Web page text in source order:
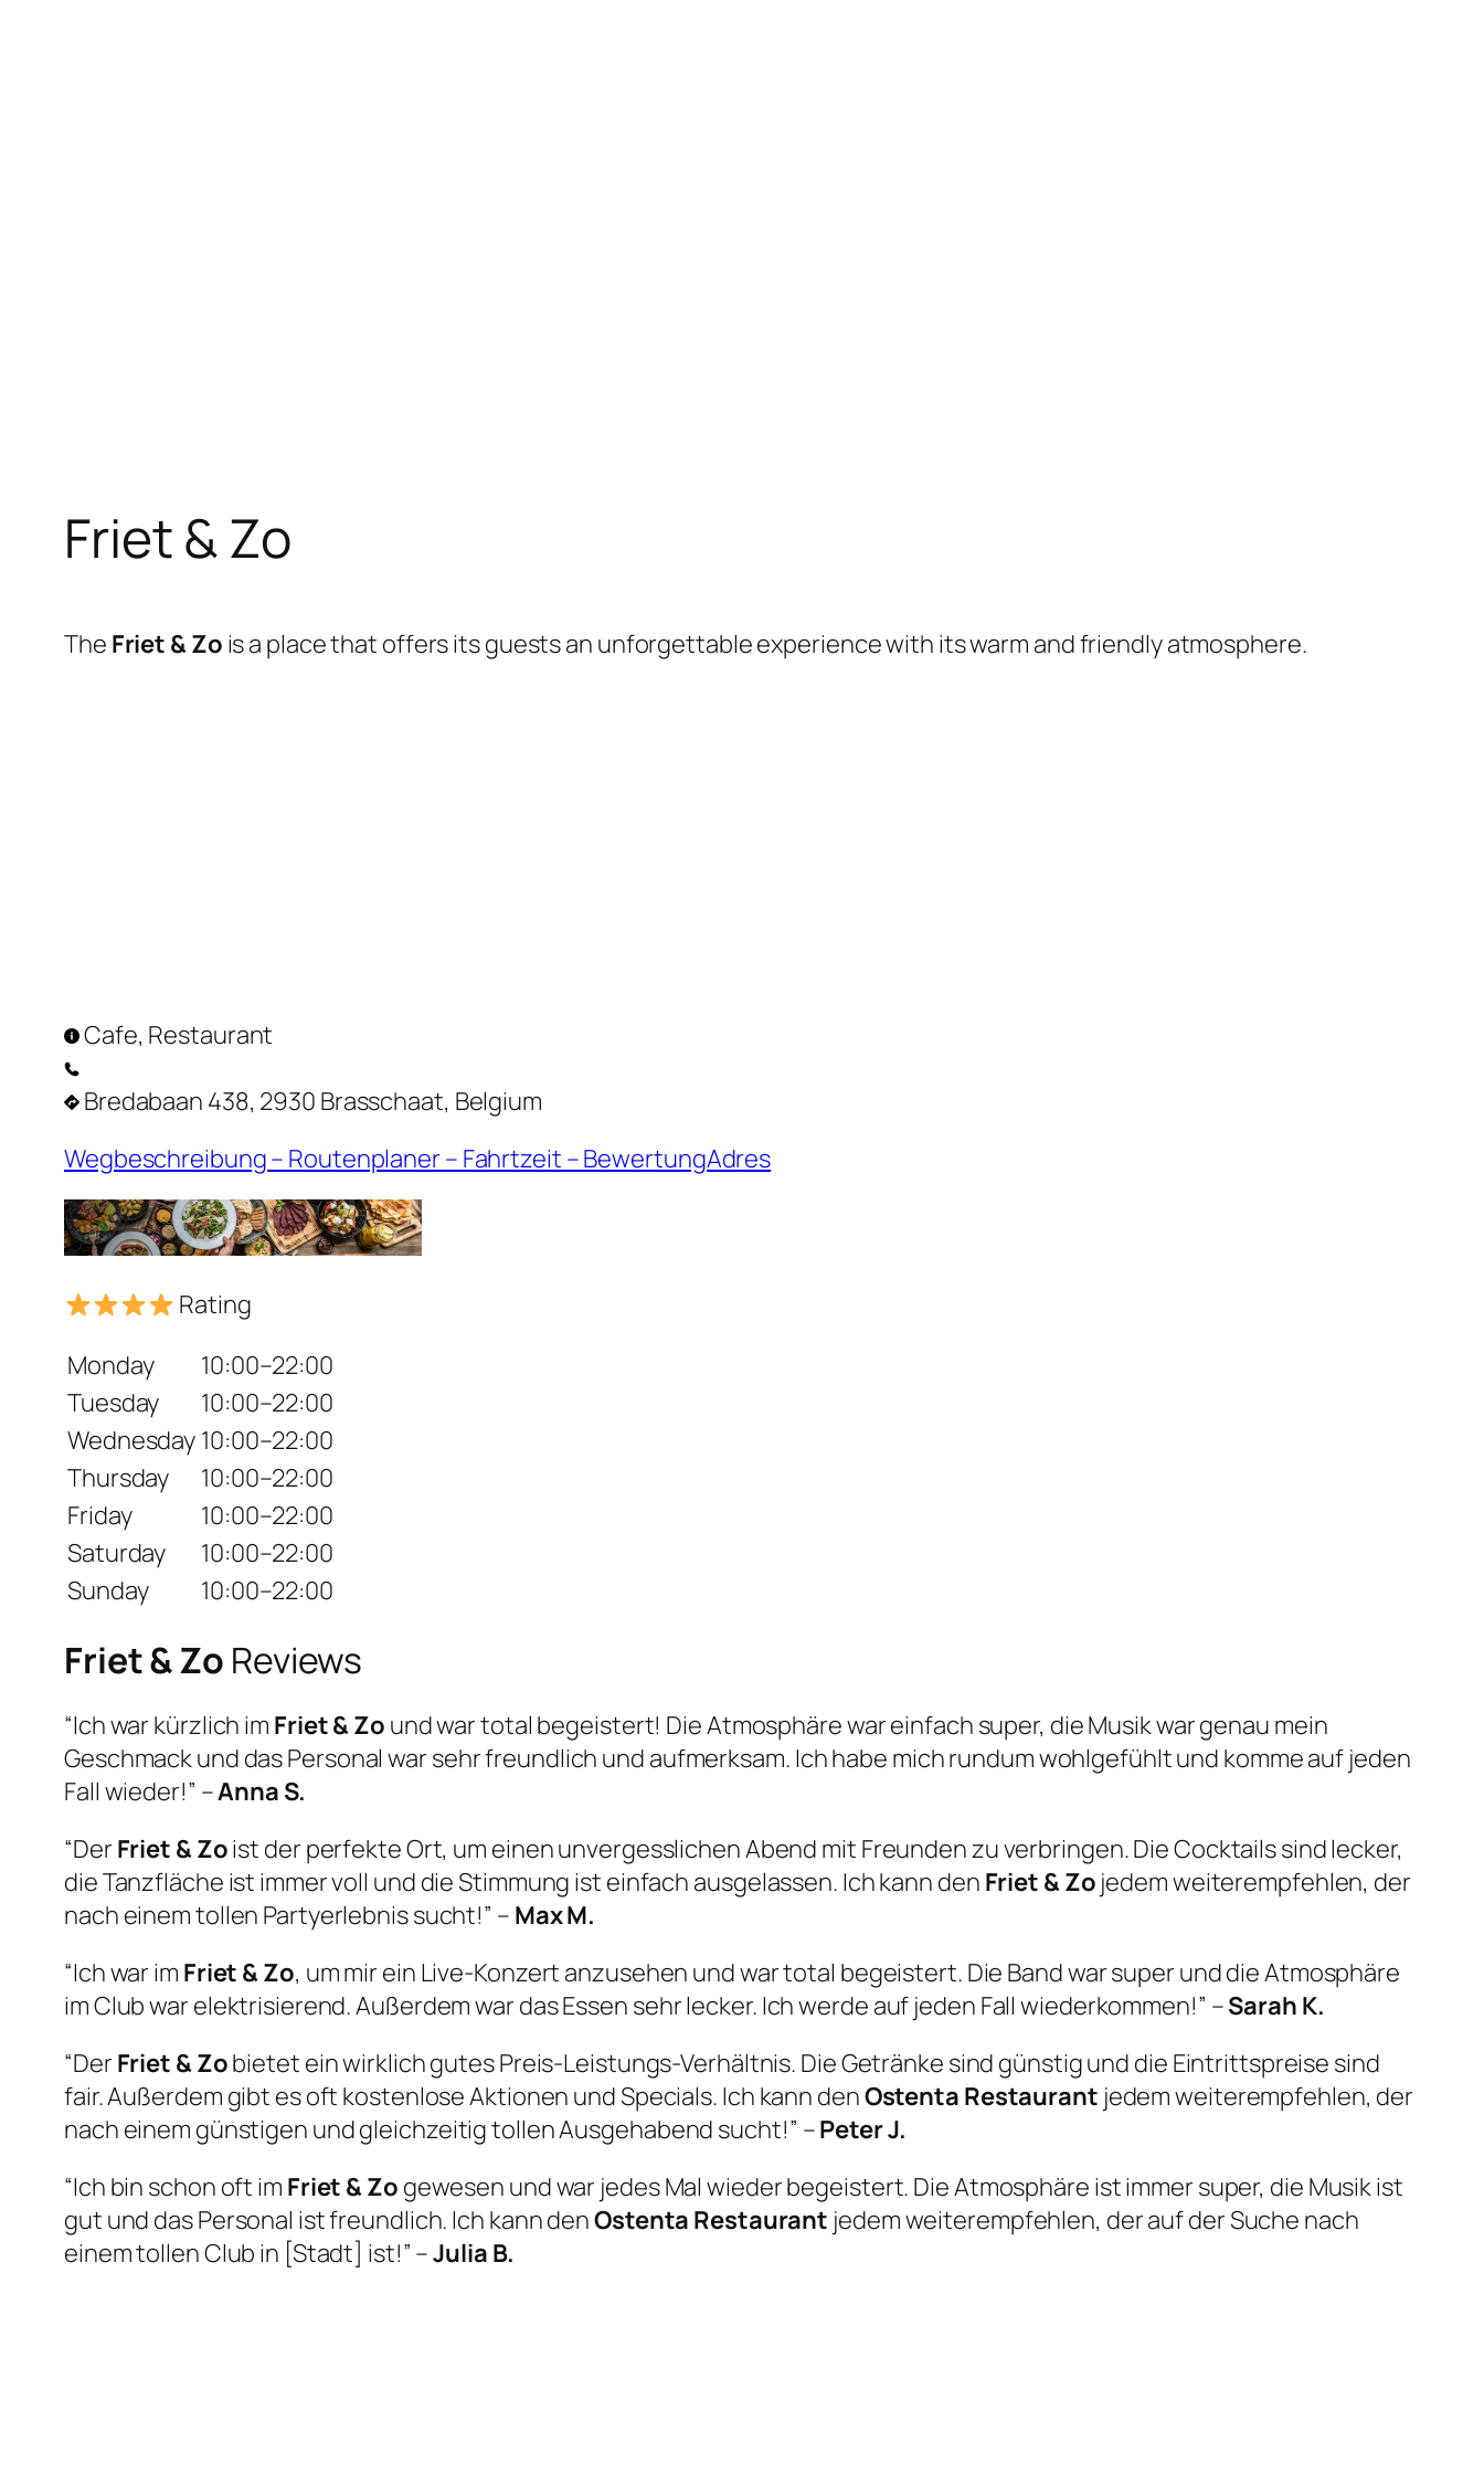
Friet & Zo
The Friet & Zo is a place that offers its guests an unforgettable experience with its warm and friendly atmosphere.
Cafe, Restaurant
Bredabaan 438, 2930 Brasschaat, Belgium
Wegbeschreibung – Routenplaner – Fahrtzeit – BewertungAdres
Rating
Monday
10:00–22:00
Tuesday
10:00–22:00
Wednesday 10:00–22:00
Thursday
10:00–22:00
Friday
10:00–22:00
Saturday
10:00–22:00
Sunday
10:00–22:00
Friet & Zo Reviews
“Ich war kürzlich im Friet & Zo und war total begeistert! Die Atmosphäre war einfach super, die Musik war genau mein
Geschmack und das Personal war sehr freundlich und aufmerksam. Ich habe mich rundum wohlgefühlt und komme auf jeden
Fall wieder!” –Anna S.
“Der Friet & Zoist der perfekte Ort, um einen unvergesslichen Abend mit Freunden zu verbringen. Die Cocktails sind lecker,
die Tanzfläche ist immer voll und die Stimmung ist einfach ausgelassen. Ich kann den Friet & Zo jedem weiterempfehlen, der
nach einem tollen Partyerlebnis sucht!” – Max M.
“Ich war im Friet & Zo, um mir ein Live-Konzert anzusehen und war total begeistert. Die Band war super und die Atmosphäre
im Club war elektrisierend. Außerdem war das Essen sehr lecker. Ich werde auf jeden Fall wiederkommen!” –Sarah K.
“Der Friet & Zobietet ein wirklich gutes Preis-Leistungs-Verhältnis. Die Getränke sind günstig und die Eintrittspreise sind
fair. Außerdem gibt es oft kostenlose Aktionen und Specials. Ich kann denOstenta Restaurant jedem weiterempfehlen, der
nach einem günstigen und gleichzeitig tollen Ausgehabend sucht!” –Peter J.
“Ich bin schon oft im Friet & Zo gewesen und war jedes Mal wieder begeistert. Die Atmosphäre ist immer super, die Musik ist
gut und das Personal ist freundlich. Ich kann denOstenta Restaurant jedem weiterempfehlen, der auf der Suche nach
einem tollen Club in [Stadt] ist!” –Julia B.